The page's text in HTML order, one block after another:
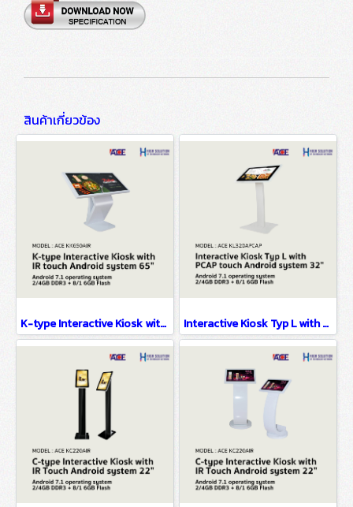
สินค้าเกี่ยวข้อง
K-type Interactive Kiosk with IR touch Android system 65" Interactive Kiosk Typ L with PCAP touch Android system 32"